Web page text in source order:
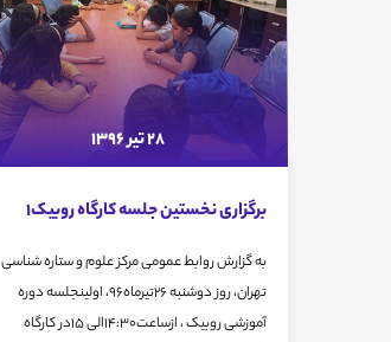
28 تیر 1396
برگزاری نخستین جلسه کارگاه روبیک1
به گزارش روابط عمومی مرکز علوم و ستاره شناسی
تهران، روز دوشنبه 26تیرماه96، اولینجلسه دوره
آموزشی روبیک ، ازساعت14:30الی 15در کارگاه